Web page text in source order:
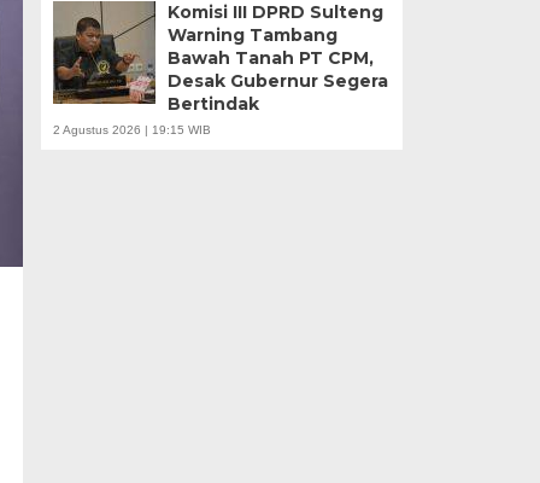
Komisi III DPRD Sulteng
Warning Tambang
Bawah Tanah PT CPM,
Desak Gubernur Segera
Bertindak
2 Agustus 2026 | 19:15 WIB